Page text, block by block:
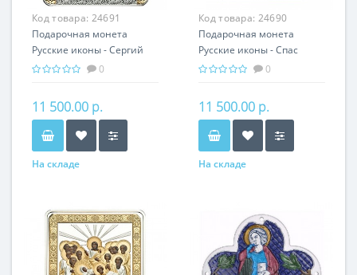
Код товара: 24691
Подарочная монета
Русские иконы - Сергий
Радонежский серебро
подарок
0
11 500.00 р.
На складе
Код товара: 24690
Подарочная монета
Русские иконы - Спас
Нерукотворный серебро
подарок
0
11 500.00 р.
На складе